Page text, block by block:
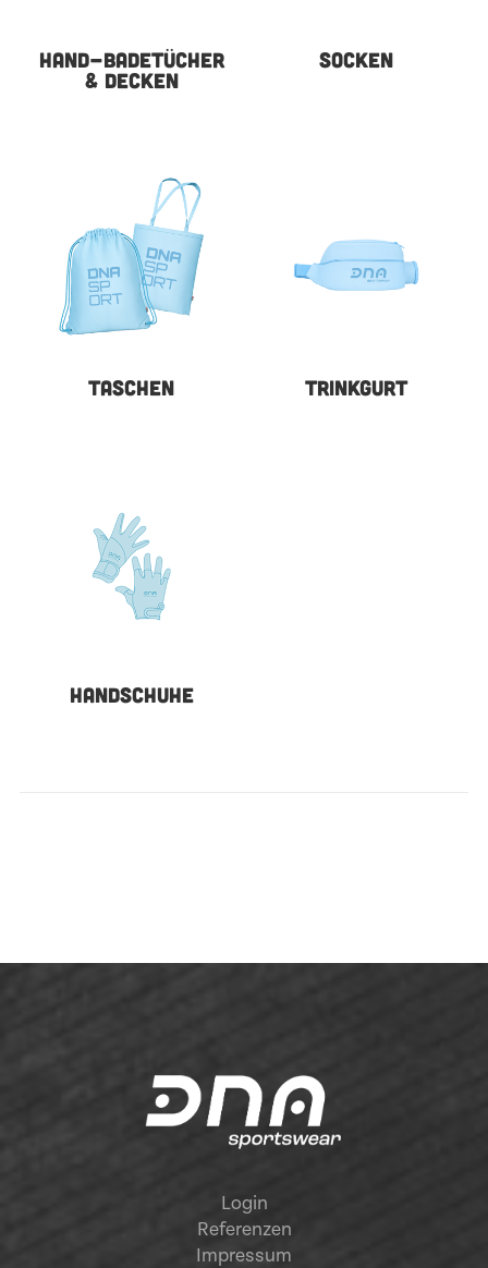
HAND-BADETÜCHER
& DECKEN
SOCKEN
TASCHEN TRINKGURT
HANDSCHUHE
Login
Referenzen
Impressum